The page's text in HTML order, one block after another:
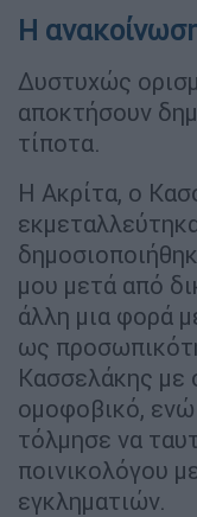
Η
Δυστυχώς
αποκτήσουν
τίποτα.
Η Ακρίτα, ο
μου μετά από
άλλη μια φορά
ως
Κασσελάκης με
ομοφοβικό, ενώ
τόλμησε να
ποινικολόγου
εγκληματιών.